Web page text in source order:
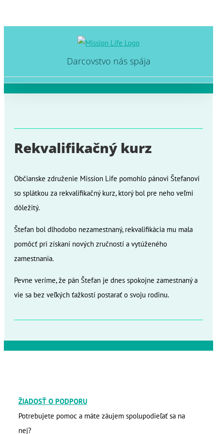
Darcovstvo nás spája
Rekvalifikačný kurz
Občianske združenie Mission Life pomohlo pánovi Štefanovi
so splátkou za rekvalifikačný kurz, ktorý bol pre neho veľmi
dôležitý.
Štefan bol dlhodobo nezamestnaný, rekvalifikácia mu mala
pomôcť pri získaní nových zručností a vytúženého
zamestnania.
Pevne veríme, že pán Štefan je dnes spokojne zamestnaný a
vie sa bez veľkých ťažkostí postarať o svoju rodinu.
ŽIADOSŤ O PODPORU
Potrebujete pomoc a máte záujem spolupodieľať sa na
nej?